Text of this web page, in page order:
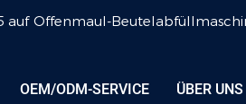
auf Offenmaul-
OEM/ODM-SERVICE ÜBER UNS